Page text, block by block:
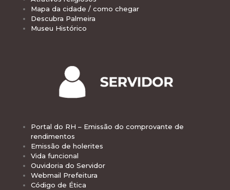
Mapa da cidade / como chegar
Descubra Palmeira
Museu Histórico
Portal do RH – Emissão do comprovante de
rendimentos
Emissão de holerites
Vida funcional
Ouvidoria do Servidor
Webmail Prefeitura
Código de Ética